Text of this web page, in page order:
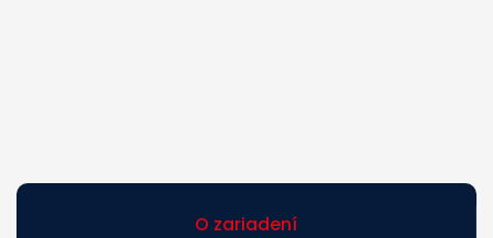
O zariadení